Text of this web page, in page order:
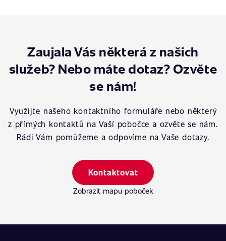
Zaujala Vás některá z našich
služeb? Nebo máte dotaz? Ozvěte
se nám!
Využijte našeho kontaktního formuláře nebo některý
z přímých kontaktů na Vaší pobočce a ozvěte se nám.
Rádi Vám pomůžeme a odpovíme na Vaše dotazy.
Kontaktovat
Zobrazit mapu poboček